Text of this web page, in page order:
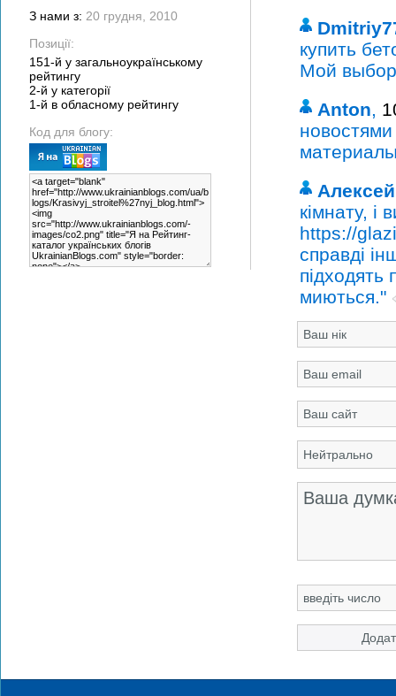
З нами з: 20 грудня, 2010
Позиції:
151-й у загальноукраїнському
рейтингу
2-й у категорії
1-й в обласному рейтингу
Код для блогу:
купить
Мой
Anton,
Алексей
кімнату, і
https://
справді
підходять
миються."